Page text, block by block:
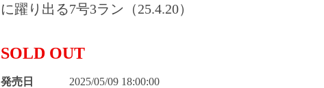
に躍り出る7号3ラン（25.4.20）
SOLD OUT
発売日 2025/05/09 18:00:00